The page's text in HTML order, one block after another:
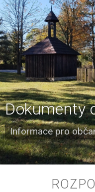
Dokumenty
Informace pro